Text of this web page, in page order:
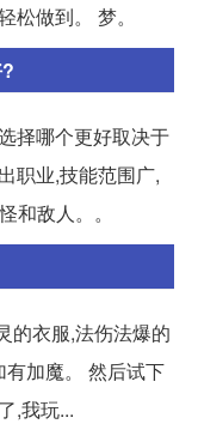
做到。 梦。
择哪个更好取决于
职业,技能范围广,
和敌人。。
的衣服,法伤法爆的
加魔。 然后试下
,我玩...